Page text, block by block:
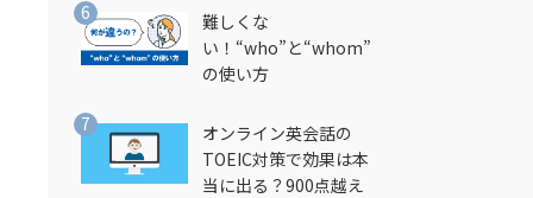
難しくな
い！“who”と“whom”
の使い方
オンライン英会話の
TOEIC対策で効果は本
当に出る？900点越え